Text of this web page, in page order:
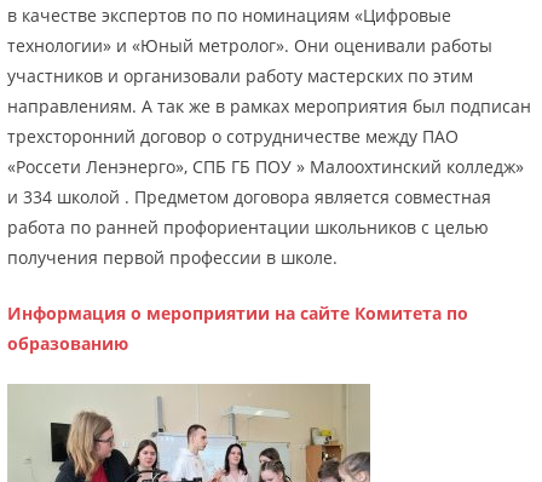
в качестве экспертов по по номинациям «Цифровые
технологии» и «Юный метролог». Они оценивали работы
участников и организовали работу мастерских по этим
направлениям. А так же в рамках мероприятия был подписан
трехсторонний договор о сотрудничестве между ПАО
«Россети Ленэнерго», СПБ ГБ ПОУ » Малоохтинский колледж»
и 334 школой . Предметом договора является совместная
работа по ранней профориентации школьников с целью
получения первой профессии в школе.
Информация о мероприятии на сайте Комитета по
образованию